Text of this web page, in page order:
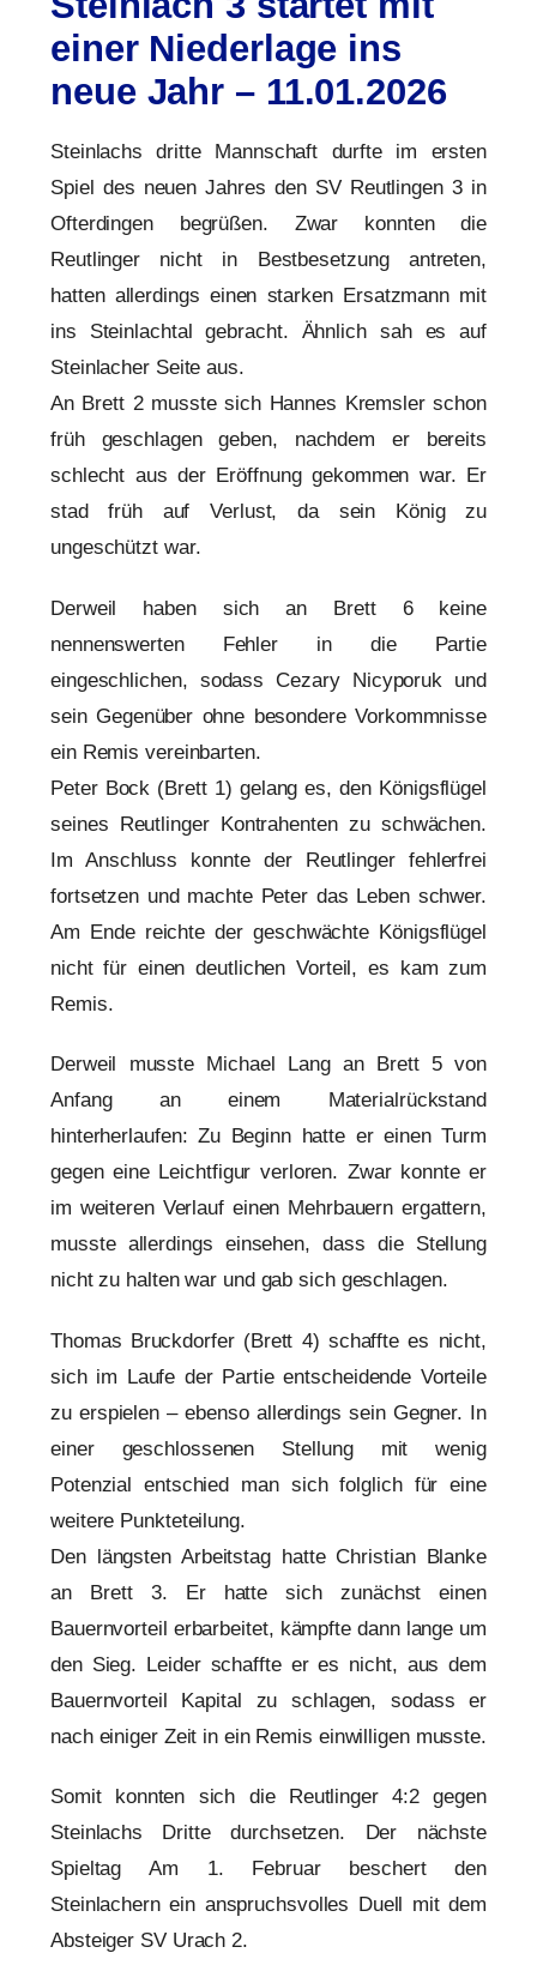
einer Niederlage ins
neue Jahr – 11.01.2026
Steinlachs dritte Mannschaft durfte im ersten
Spiel des neuen Jahres den SV Reutlingen 3 in
Ofterdingen begrüßen. Zwar konnten die
Reutlinger nicht in Bestbesetzung antreten,
hatten allerdings einen starken Ersatzmann mit
ins Steinlachtal gebracht. Ähnlich sah es auf
Steinlacher Seite aus.
An Brett 2 musste sich Hannes Kremsler schon
früh geschlagen geben, nachdem er bereits
schlecht aus der Eröffnung gekommen war. Er
stad früh auf Verlust, da sein König zu
ungeschützt war.
Derweil haben sich an Brett 6 keine
nennenswerten Fehler in die Partie
eingeschlichen, sodass Cezary Nicyporuk und
sein Gegenüber ohne besondere Vorkommnisse
ein Remis vereinbarten.
Peter Bock (Brett 1) gelang es, den Königsflügel
seines Reutlinger Kontrahenten zu schwächen.
Im Anschluss konnte der Reutlinger fehlerfrei
fortsetzen und machte Peter das Leben schwer.
Am Ende reichte der geschwächte Königsflügel
nicht für einen deutlichen Vorteil, es kam zum
Remis.
Derweil musste Michael Lang an Brett 5 von
Anfang an einem Materialrückstand
hinterherlaufen: Zu Beginn hatte er einen Turm
gegen eine Leichtfigur verloren. Zwar konnte er
im weiteren Verlauf einen Mehrbauern ergattern,
musste allerdings einsehen, dass die Stellung
nicht zu halten war und gab sich geschlagen.
Thomas Bruckdorfer (Brett 4) schaffte es nicht,
sich im Laufe der Partie entscheidende Vorteile
zu erspielen – ebenso allerdings sein Gegner. In
einer geschlossenen Stellung mit wenig
Potenzial entschied man sich folglich für eine
weitere Punkteteilung.
Den längsten Arbeitstag hatte Christian Blanke
an Brett 3. Er hatte sich zunächst einen
Bauernvorteil erbarbeitet, kämpfte dann lange um
den Sieg. Leider schaffte er es nicht, aus dem
Bauernvorteil Kapital zu schlagen, sodass er
nach einiger Zeit in ein Remis einwilligen musste.
Somit konnten sich die Reutlinger 4:2 gegen
Steinlachs Dritte durchsetzen. Der nächste
Spieltag Am 1. Februar beschert den
Steinlachern ein anspruchsvolles Duell mit dem
Absteiger SV Urach 2.